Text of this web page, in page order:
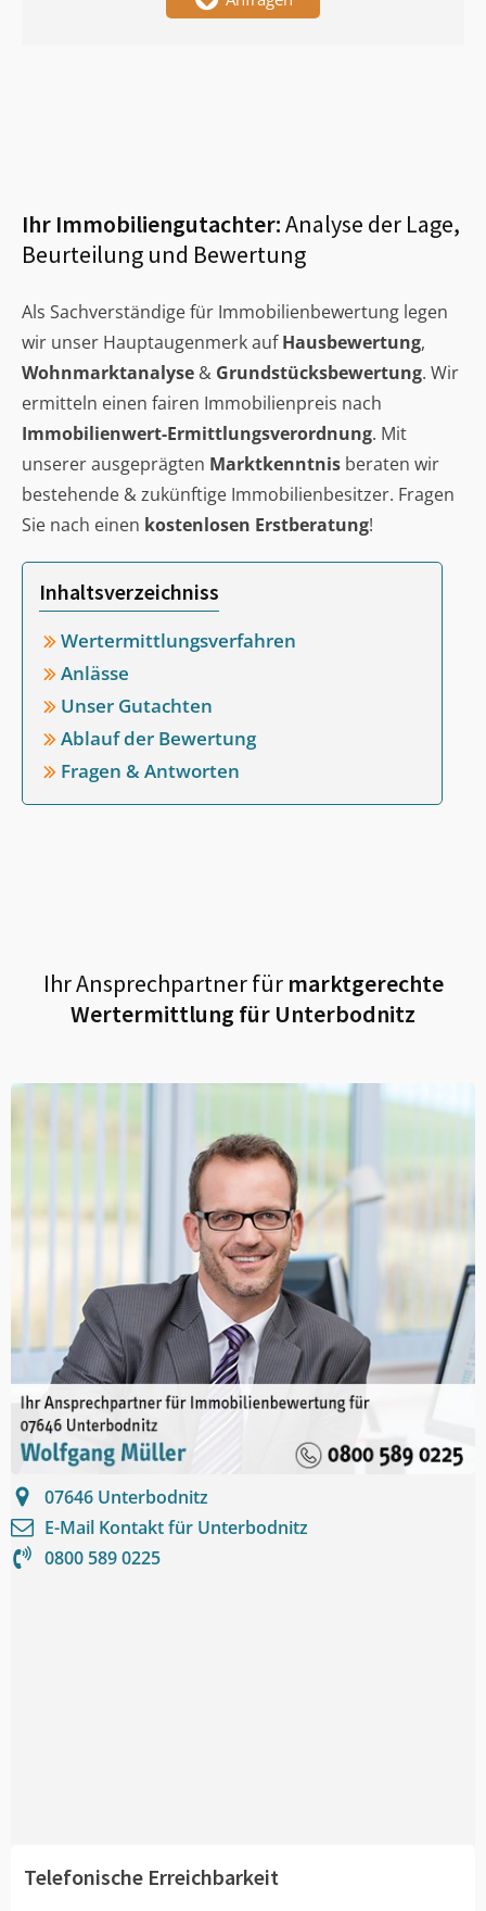
Ihr Immobiliengutachter:Analyse der Lage,
Beurteilung und Bewertung
Als Sachverständige für Immobilienbewertung legen
wir unser Hauptaugenmerk aufHausbewertung,
Wohnmarktanalyse & Grundstücksbewertung. Wir
ermitteln einen fairen Immobilienpreis nach
Immobilienwert-Ermittlungsverordnung. Mit
unserer ausgeprägten Marktkenntnis beraten wir
bestehende & zukünftige Immobilienbesitzer. Fragen
Sie nach einen kostenlosen Erstberatung!
Inhaltsverzeichniss
Wertermittlungsverfahren
Anlässe
Unser Gutachten
Ablauf der Bewertung
Fragen & Antworten
Ihr Ansprechpartner fürmarktgerechte
Wertermittlung für Unterbodnitz
07646 Unterbodnitz
E-Mail Kontakt für Unterbodnitz
0800 589 0225
Telefonische Erreichbarkeit